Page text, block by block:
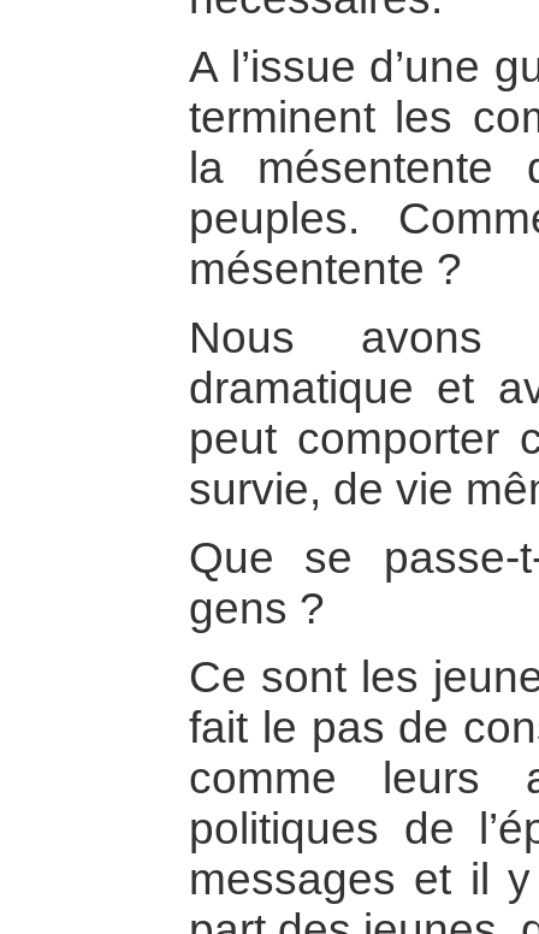
A l’issue d’une
terminent les
la
peuples.
mésentente ?
Nous avons
dramatique et
peut comporter
survie, de vie
Que se
gens ?
Ce sont les
fait le pas de
comme leurs
politiques de
messages et il